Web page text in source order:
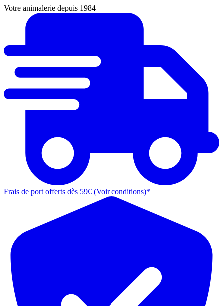
Votre animalerie depuis 1984
Frais de port offerts dès 59€ (Voir conditions)*